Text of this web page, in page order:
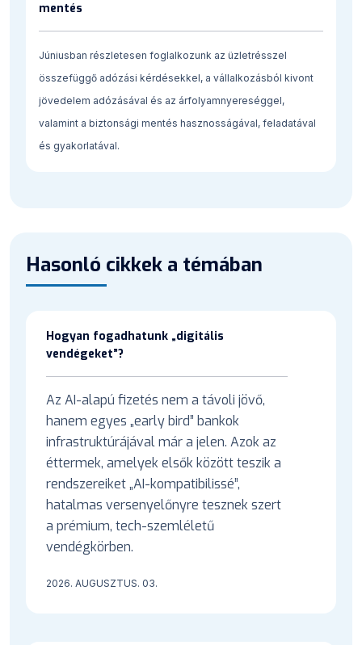
mentés
Júniusban részletesen foglalkozunk az üzletrésszel
összefüggő adózási kérdésekkel, a vállalkozásból kivont
jövedelem adózásával és az árfolyamnyereséggel,
valamint a biztonsági mentés hasznosságával, feladatával
és gyakorlatával.
Hasonló cikkek a témában
Hogyan fogadhatunk „digitális
vendégeket”?
Az AI-alapú fizetés nem a távoli jövő,
hanem egyes „early bird” bankok
infrastruktúrájával már a jelen. Azok az
éttermek, amelyek elsők között teszik a
rendszereiket „AI-kompatibilissé”,
hatalmas versenyelőnyre tesznek szert
a prémium, tech-szemléletű
vendégkörben.
2026. AUGUSZTUS. 03.